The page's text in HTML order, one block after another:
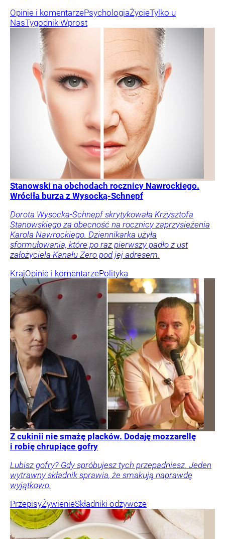
Opinie i komentarzePsychologiaŻycieTylko u
NasTygodnik Wprost
Stanowski na obchodach rocznicy Nawrockiego.
Wróciła burza z Wysocką-Schnepf
Dorota Wysocka-Schnepf skrytykowała Krzysztofa
Stanowskiego za obecność na rocznicy zaprzysiężenia
Karola Nawrockiego. Dziennikarka użyła
sformułowania, które po raz pierwszy padło z ust
założyciela Kanału Zero pod jej adresem.
KrajOpinie i komentarzePolityka
Z cukinii nie smażę placków. Dodaję mozzarellę
i robię chrupiące gofry
Lubisz gofry? Gdy spróbujesz tych przepadniesz. Jeden
wytrawny składnik sprawia, że smakują naprawdę
wyjątkowo.
PrzepisyŻywienieSkładniki odżywcze